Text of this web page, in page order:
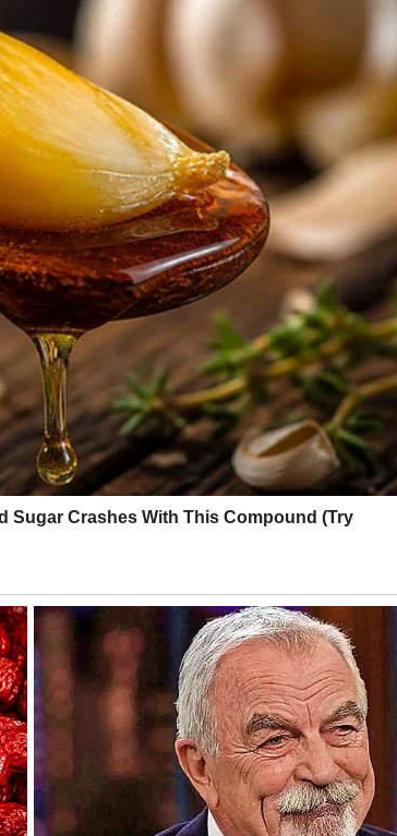
se lakše kontrolišu, a prihodi postaju sigurniji.
vrata dodatne zarade.
sigurnosti.